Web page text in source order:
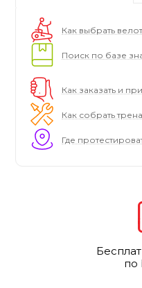
Как выбрать
Поиск по базе
Как заказать и
Как собрать
Где
по